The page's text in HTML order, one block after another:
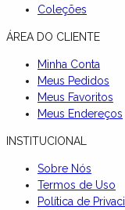
Coleções
ÁREA DO CLIENTE
Minha Conta
Meus Pedidos
Meus Favoritos
Meus Endereços
INSTITUCIONAL
Sobre Nós
Termos de Uso
Política de